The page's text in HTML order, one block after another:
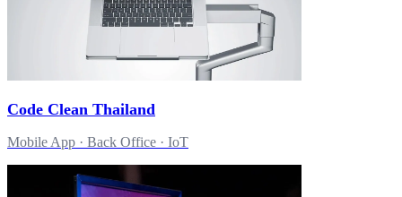
Code Clean Thailand
Mobile App · Back Office · IoT